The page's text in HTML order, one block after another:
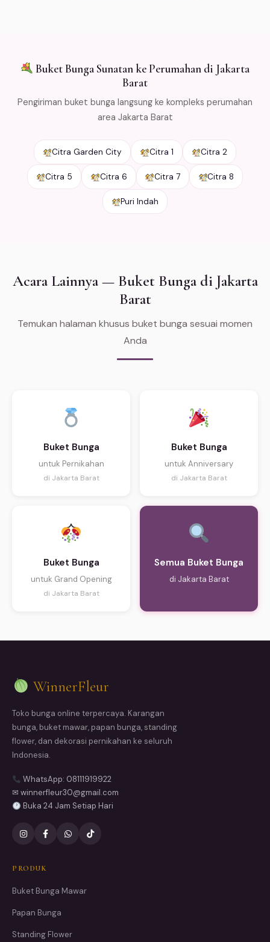
Buket Bunga Sunatan ke Perumahan di Jakarta
Barat
Pengiriman buket bunga langsung ke kompleks perumahan
area Jakarta Barat
Citra Garden City Citra 1 Citra 2
Citra 5 Citra 6 Citra 7 Citra 8
Puri Indah
Acara Lainnya — Buket Bunga di Jakarta
Barat
Temukan halaman khusus buket bunga sesuai momen
Anda
Buket Bunga
untuk Pernikahan
di Jakarta Barat
Buket Bunga
untuk Anniversary
di Jakarta Barat
Buket Bunga
untuk Grand Opening
di Jakarta Barat
Semua Buket Bunga
di Jakarta Barat
WinnerFleur
Toko bunga online terpercaya. Karangan
bunga, buket mawar, papan bunga, standing
flower, dan dekorasi pernikahan ke seluruh
Indonesia.
WhatsApp: 08111919922
✉ winnerfleur30@gmail.com
Buka 24 Jam Setiap Hari
PRODUK
Buket Bunga Mawar
Papan Bunga
Standing Flower